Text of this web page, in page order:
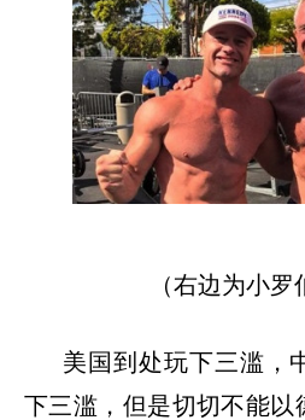
（右边为小罗
美国到处玩下三滥，
下三滥，但是切切不能以